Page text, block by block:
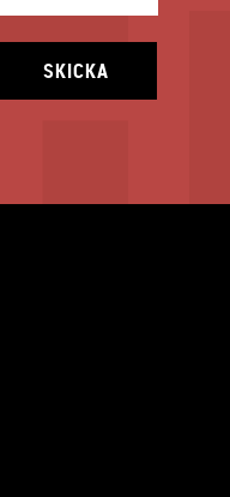
SKICKA